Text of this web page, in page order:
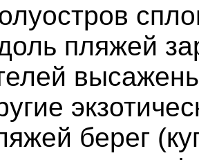
пляжей
берег